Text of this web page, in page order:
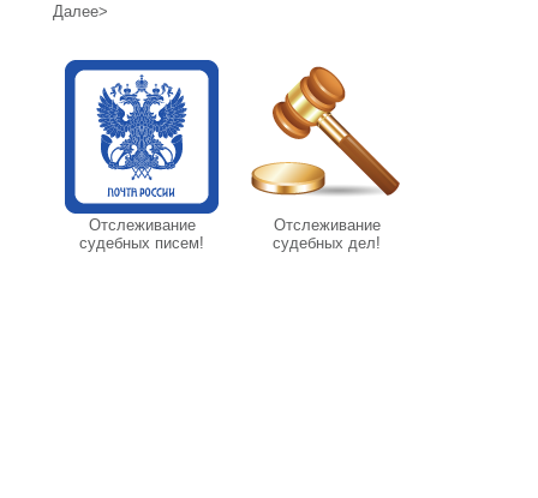
Далее>
Отслеживание
судебных писем!
Отслеживание
судебных дел!